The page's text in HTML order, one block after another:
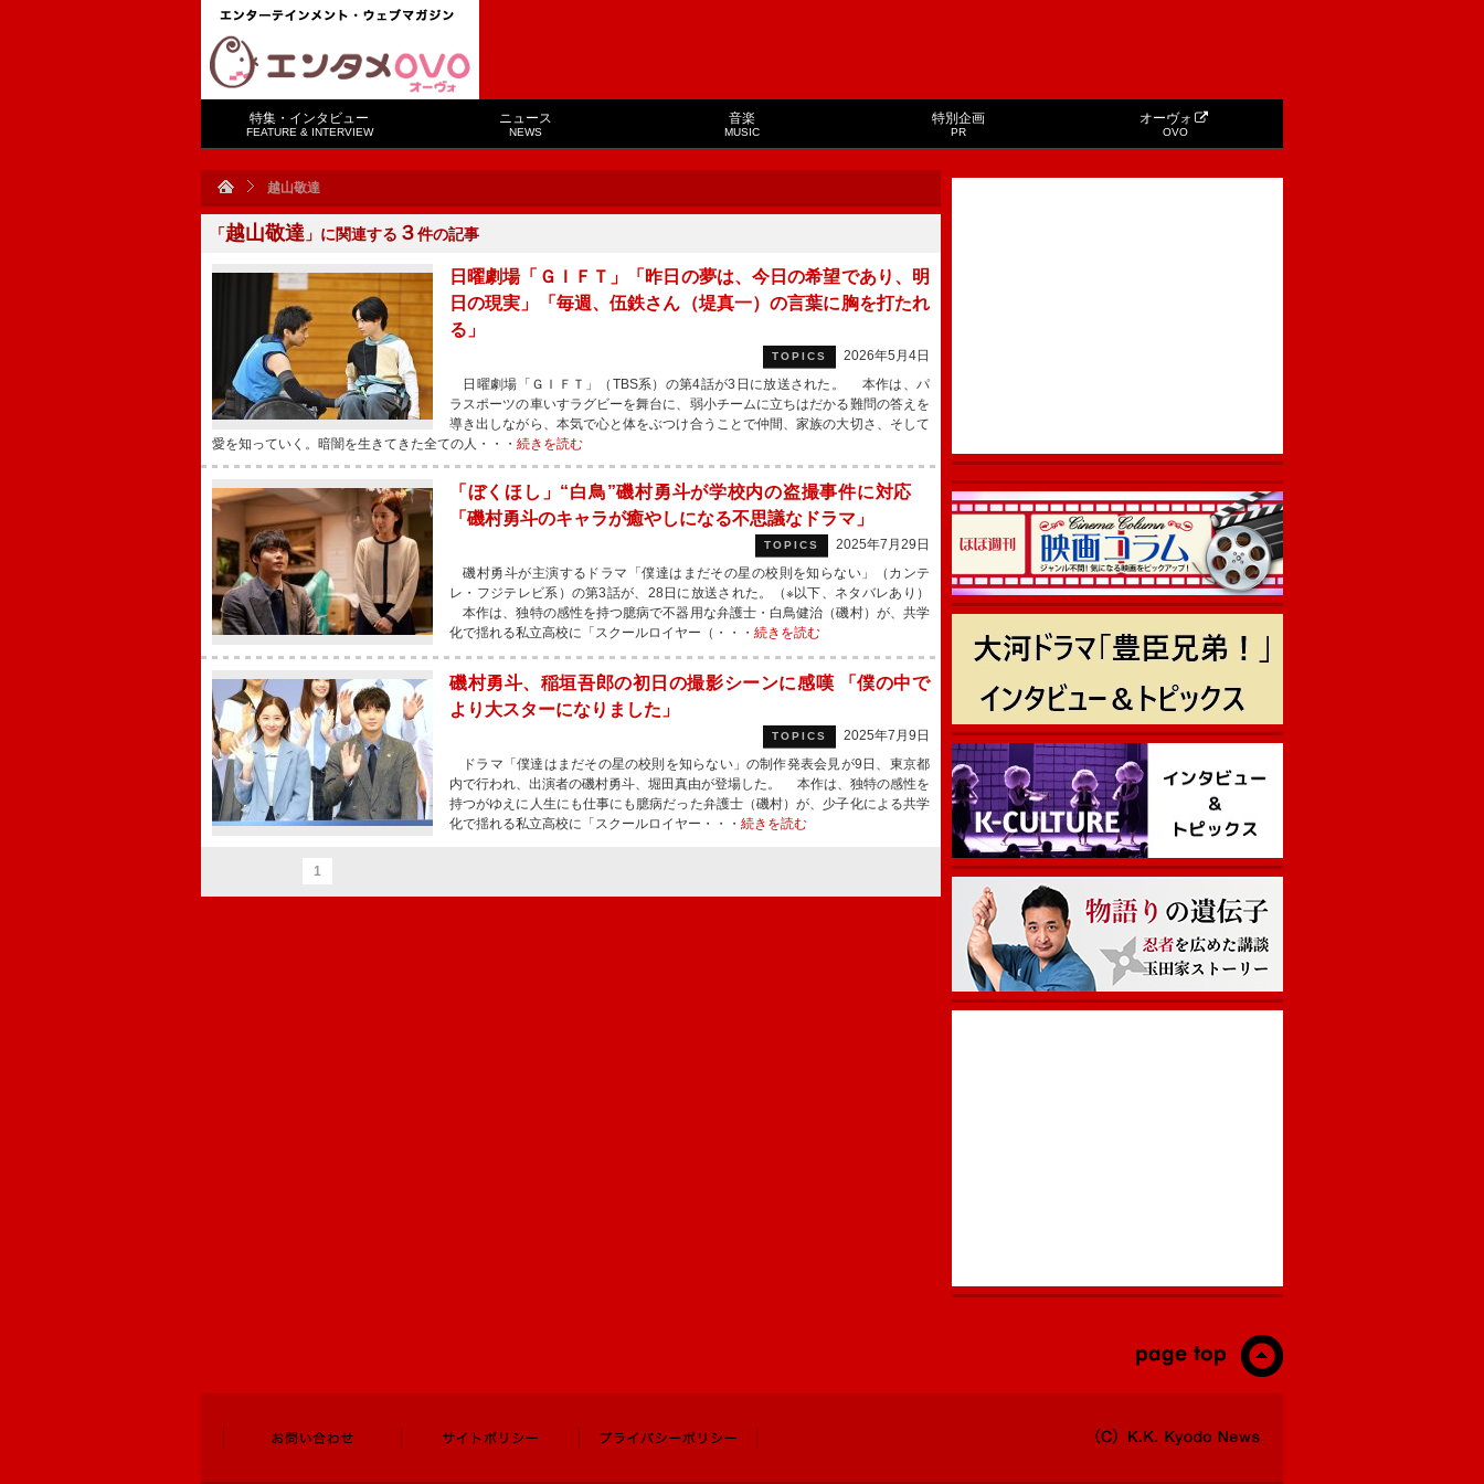
特集・インタビュー
FEATURE & INTERVIEW
ニュース
NEWS
音楽
MUSIC
特別企画
PR
オーヴォ
OVO
越山敬達
「越山敬達 」に関連する ３件の記事
日曜劇場「ＧＩＦＴ」「昨日の夢は、今日の希望であり、明
日の現実」「毎週、伍鉄さん（堤真一）の言葉に胸を打たれ
る」
TOPICS
2026年5月4日
日曜劇場「ＧＩＦＴ」（TBS系）の第4話が3日に放送された。 本作は、パ
ラスポーツの車いすラグビーを舞台に、弱小チームに立ちはだかる難問の答えを
導き出しながら、本気で心と体をぶつけ合うことで仲間、家族の大切さ、そして
愛を知っていく。暗闇を生きてきた全ての人・・・ 続きを読む
「ぼくほし」“白鳥”磯村勇斗が学校内の盗撮事件に対応
「磯村勇斗のキャラが癒やしになる不思議なドラマ」
TOPICS
2025年7月29日
磯村勇斗が主演するドラマ「僕達はまだその星の校則を知らない」（カンテ
レ・フジテレビ系）の第3話が、28日に放送された。（※以下、ネタバレあり）
本作は、独特の感性を持つ臆病で不器用な弁護士・白鳥健治（磯村）が、共学
化で揺れる私立高校に「スクールロイヤー（・・・ 続きを読む
磯村勇斗、稲垣吾郎の初日の撮影シーンに感嘆 「僕の中で
より大スターになりました」
TOPICS
2025年7月9日
ドラマ「僕達はまだその星の校則を知らない」の制作発表会見が9日、東京都
内で行われ、出演者の磯村勇斗、堀田真由が登場した。 本作は、独特の感性を
持つがゆえに人生にも仕事にも臆病だった弁護士（磯村）が、少子化による共学
化で揺れる私立高校に「スクールロイヤー・・・ 続きを読む
1